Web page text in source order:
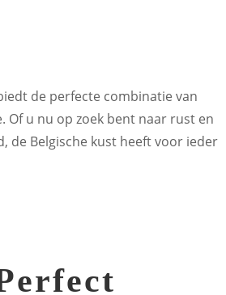
de perfecte combinatie van
u nu op zoek bent naar rust en
de Belgische kust heeft voor ieder